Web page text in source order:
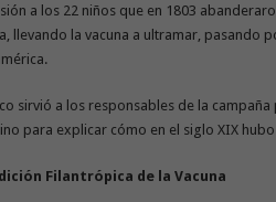
a los 22 niños que en 1803
llevando la vacuna a ultramar, pasando
sirvió a los responsables de la
para explicar cómo en el siglo XIX
Filantrópica de la Vacuna